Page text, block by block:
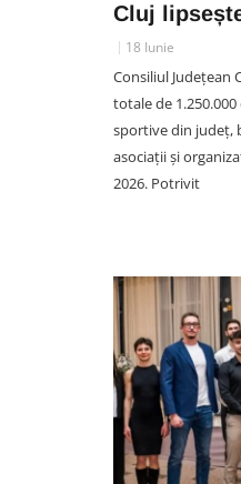
Cluj
18 Iunie
Consiliul Județean
totale de
sportive din județ,
asociații și
2026. Potrivit